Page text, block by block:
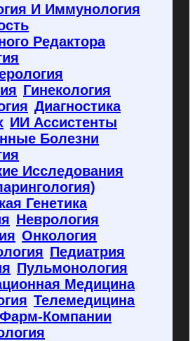
И Иммунология
Редактора
Гинекология
Диагностика
ИИ Ассистенты
Болезни
Исследования
Генетика
Неврология
Онкология
Педиатрия
Пульмонология
Медицина
Телемедицина
Фарм-Компании